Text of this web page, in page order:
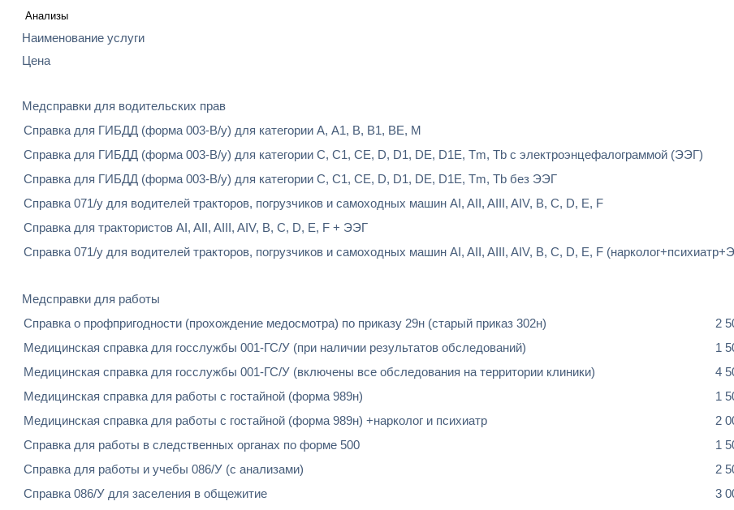
Анализы
Наименование услуги
Цена
Медсправки для водительских прав
Справка для ГИБДД (форма 003-В/у) для категории А, А1, В, В1, ВЕ, М
Справка для ГИБДД (форма 003-В/у) для категории С, С1, СЕ, D, D1, DЕ, D1E, Tm, Tb с электроэнцефалограммой (ЭЭГ)
Справка для ГИБДД (форма 003-В/у) для категории С, С1, СЕ, D, D1, DЕ, D1E, Tm, Tb без ЭЭГ
Справка 071/у для водителей тракторов, погрузчиков и самоходных машин AI, AII, AIII, AIV, B, C, D, E, F
Справка для трактористов AI, AII, AIII, AIV, B, C, D, E, F + ЭЭГ
Справка 071/у для водителей тракторов, погрузчиков и самоходных машин AI, AII, AIII, AIV, B, C, D, E, F
Медсправки для работы
Справка о профпригодности (прохождение медосмотра) по приказу 29н (старый приказ 302н)
2
Медицинская справка для госслужбы 001-ГС/У (при наличии результатов обследований) 1
Медицинская справка для госслужбы 001-ГС/У (включены все обследования на территории клиники) 4
Медицинская справка для работы с гостайной (форма 989н) 1
Медицинская справка для работы с гостайной (форма 989н) +нарколог и психиатр 2
Справка для работы в следственных органах по форме 500 1
Справка для работы и учебы 086/У (с анализами) 2
Справка 086/У для заселения в общежитие 3